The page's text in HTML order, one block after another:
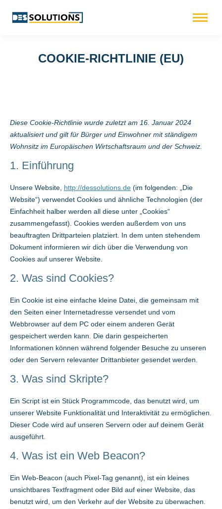
COOKIE-RICHTLINIE (EU)
Diese Cookie-Richtlinie wurde zuletzt am 16. Januar 2024
aktualisiert und gilt für Bürger und Einwohner mit ständigem
Wohnsitz im Europäischen Wirtschaftsraum und der Schweiz.
1. Einführung
Unsere Website, http://dessolutions.de (im folgenden: „Die
Website“) verwendet Cookies und ähnliche Technologien (der
Einfachheit halber werden all diese unter „Cookies“
zusammengefasst). Cookies werden außerdem von uns
beauftragten Drittparteien platziert. In dem unten stehendem
Dokument informieren wir dich über die Verwendung von
Cookies auf unserer Website.
2. Was sind Cookies?
Ein Cookie ist eine einfache kleine Datei, die gemeinsam mit
den Seiten einer Internetadresse versendet und vom
Webbrowser auf dem PC oder einem anderen Gerät
gespeichert werden kann. Die darin gespeicherten
Informationen können während folgender Besuche zu unseren
oder den Servern relevanter Drittanbieter gesendet werden.
3. Was sind Skripte?
Ein Script ist ein Stück Programmcode, das benutzt wird, um
unserer Website Funktionalität und Interaktivität zu ermöglichen.
Dieser Code wird auf unseren Servern oder auf deinem Gerät
ausgeführt.
4. Was ist ein Web Beacon?
Ein Web-Beacon (auch Pixel-Tag genannt), ist ein kleines
unsichtbares Textfragment oder Bild auf einer Website, das
benutzt wird, um den Verkehr auf der Website zu überwachen.